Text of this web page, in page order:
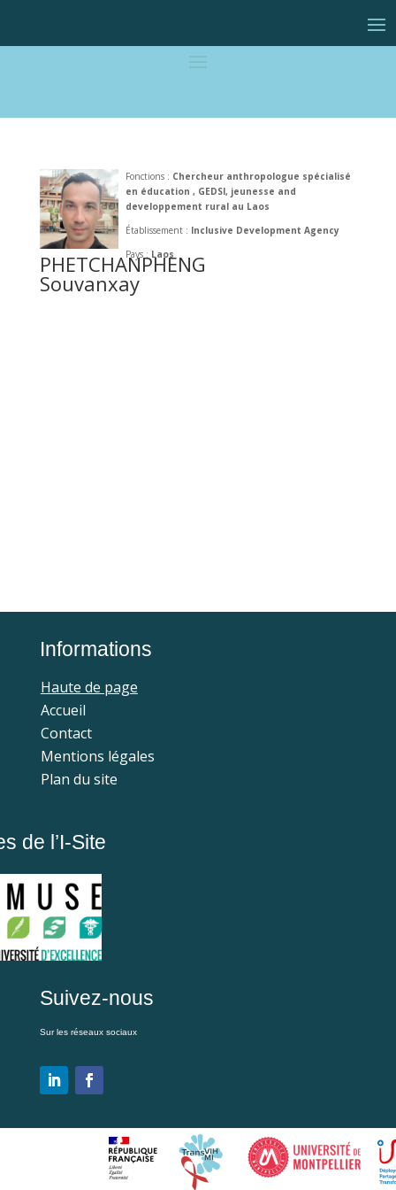
PHETCHANPHENG
Souvanxay
Fonctions : Chercheur anthropologue spécialisé
en éducation , GEDSI, jeunesse and
developpement rural au Laos
Établissement : Inclusive Development Agency
Pays : Laos
Informations
Haute de page
Accueil
Contact
Mentions légales
Plan du site
de l’I-Site
Suivez-nous
Sur les réseaux sociaux